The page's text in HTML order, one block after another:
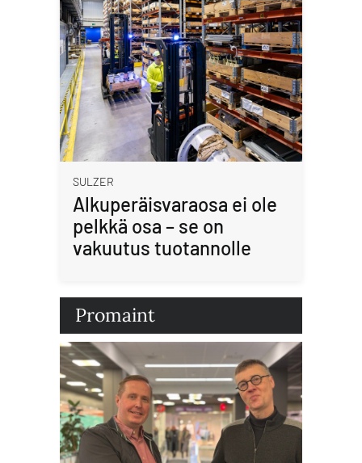
SULZER
Alkuperäisvaraosa ei ole
pelkkä osa – se on
vakuutus tuotannolle
Promaint